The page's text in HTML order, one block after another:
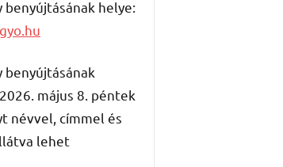
benyújtásának helye:
benyújtásának
május 8. péntek
névvel, címmel és
lehet